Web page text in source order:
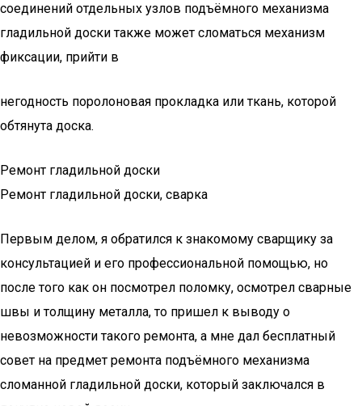
соединений отдельных узлов подъёмного механизма
гладильной доски также может сломаться механизм
фиксации, прийти в
негодность поролоновая прокладка или ткань, которой
обтянута доска.
Ремонт гладильной доски
Ремонт гладильной доски, сварка
Первым делом, я обратился к знакомому сварщику за
консультацией и его профессиональной помощью, но
после того как он посмотрел поломку, осмотрел сварные
швы и толщину металла, то пришел к выводу о
невозможности такого ремонта, а мне дал бесплатный
совет на предмет ремонта подъёмного механизма
сломанной гладильной доски, который заключался в